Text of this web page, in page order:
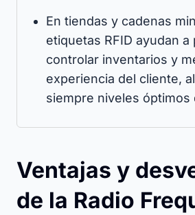
En tiendas y cadenas
etiquetas RFID ayudan
controlar inventarios y
experiencia del cliente,
siempre niveles óptimos
Ventajas y
de la Radio